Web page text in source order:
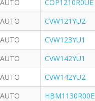
COP1210R0UE
CVW121YU2
CVW123YU1
CVW142YU1
CVW142YU2
HBM1130R00E